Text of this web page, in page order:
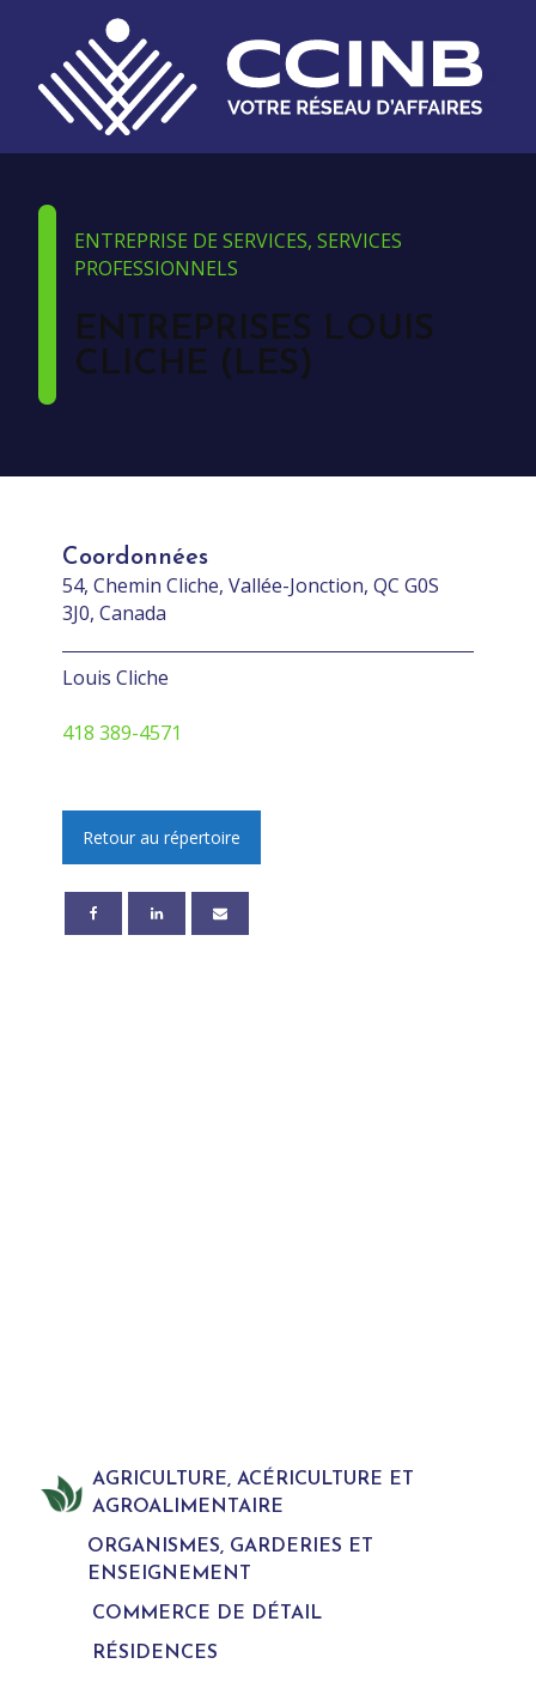
ENTREPRISE DE SERVICES, SERVICES
PROFESSIONNELS
ENTREPRISES LOUIS
CLICHE (LES)
Coordonnées
54, Chemin Cliche, Vallée-Jonction, QC G0S
3J0, Canada
Louis Cliche
418 389-4571
Retour au répertoire
AGRICULTURE, ACÉRICULTURE ET
AGROALIMENTAIRE
ORGANISMES, GARDERIES ET
ENSEIGNEMENT
COMMERCE DE DÉTAIL
RÉSIDENCES